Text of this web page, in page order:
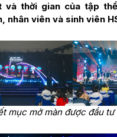
và thời gian của tập
nhân viên và sinh viên
mục mở màn được đầu